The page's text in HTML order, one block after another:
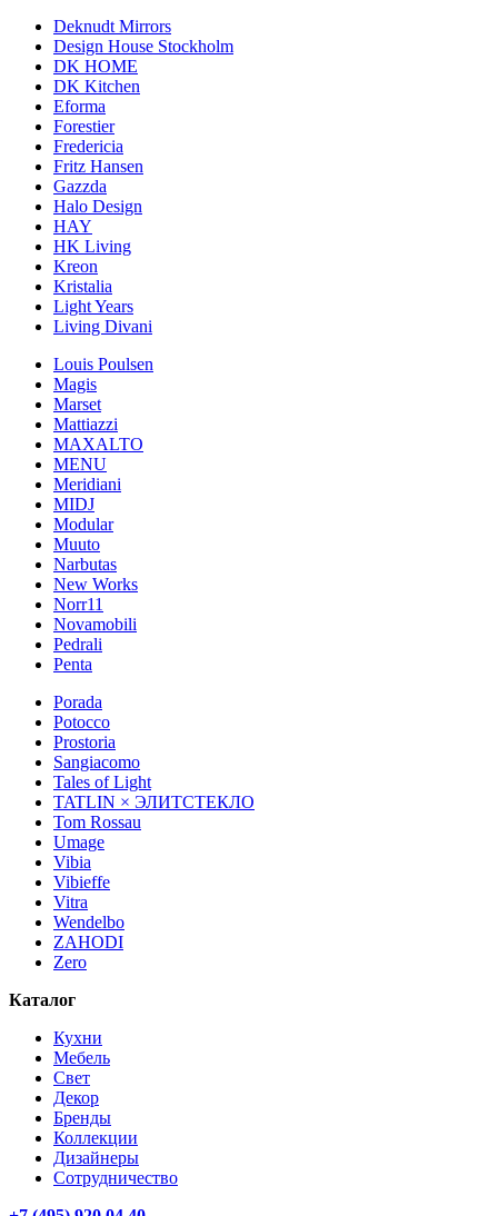
Deknudt Mirrors
Design House Stockholm
DK HOME
DK Kitchen
Eforma
Forestier
Fredericia
Fritz Hansen
Gazzda
Halo Design
HAY
HK Living
Kreon
Kristalia
Light Years
Living Divani
Louis Poulsen
Magis
Marset
Mattiazzi
MAXALTO
MENU
Meridiani
MIDJ
Modular
Muuto
Narbutas
New Works
Norr11
Novamobili
Pedrali
Penta
Porada
Potocco
Prostoria
Sangiacomo
Tales of Light
TATLIN × ЭЛИТСТЕКЛО
Tom Rossau
Umage
Vibia
Vibieffe
Vitra
Wendelbo
ZAHODI
Zero
Каталог
Кухни
Мебель
Свет
Декор
Бренды
Коллекции
Дизайнеры
Сотрудничество